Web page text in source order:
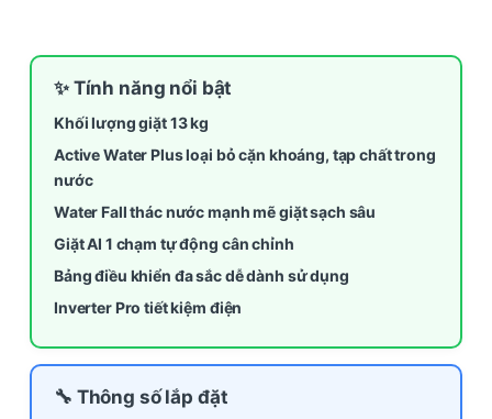
✨ Tính năng nổi bật
Khối lượng giặt 13 kg
Active Water Plus loại bỏ cặn khoáng, tạp chất trong
nước
Water Fall thác nước mạnh mẽ giặt sạch sâu
Giặt AI 1 chạm tự động cân chỉnh
Bảng điều khiển đa sắc dễ dành sử dụng
Inverter Pro tiết kiệm điện
🔧 Thông số lắp đặt